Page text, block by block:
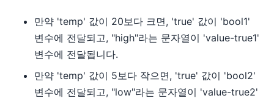
만약 'temp' 값이 20보다 크면, 'true' 값이 'bool1'
변수에 전달되고, "high"라는 문자열이 'value-true1'
변수에 전달됩니다.
만약 'temp' 값이 5보다 작으면, 'true' 값이 'bool2'
변수에 전달되고, "low"라는 문자열이 'value-true2'